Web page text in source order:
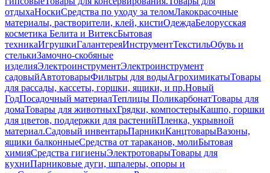
отдыхаНоскиСредства по уходу за теломЛакокрасочные
материалы, растворители, клей, кистиОдеждаБелорусская
косметика Белита и ВитексБытовая
техникаИгрушкиГалантереяИнструментТекстильОбувь и
стелькиЗамочно-скобяные
изделияЭлектроинструментЭлектроинструмент
садовыйАвтотоварыФильтры для водыАгрохимикатыТовары
для рассады, кассеты, горшки, ящики, и пр.Новый
ГодПосадочный материалТеплицы ПоликарбонатТовары для
домаТовары для животныхГрядки, компостерыКашпо, горшки
для цветов, поддержки для растенийПленка, укрывной
материал.Садовый инвентарьПарникиКанцтоварыВазоны,
ящики балконныеСредства от тараканов, молиБытовая
химияСредства гигиеныЭлектротоварыТовары для
кухниПарниковые дуги, шпалеры, опоры и